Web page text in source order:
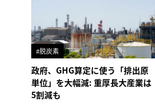
#脱炭素
政府、GHG算定に使う「排出原
単位」を大幅減: 重厚長大産業は
5割減も